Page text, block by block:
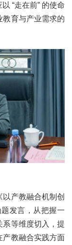
“走在前” 的使命
教育与产业需求的
产教融合机制创
发言，从把握一
系等维度切入，提
产教融合实践方面